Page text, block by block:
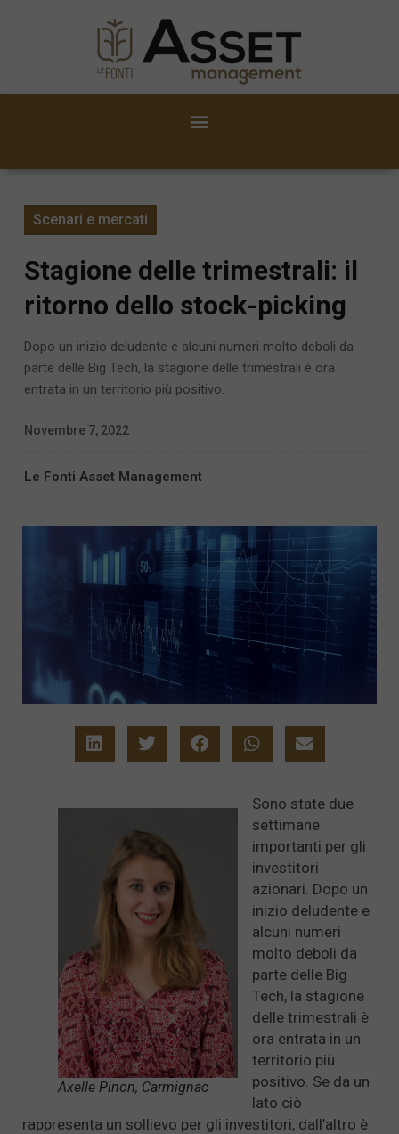
Scenari e mercati
Stagione delle trimestrali: il
ritorno dello stock-picking
Dopo un inizio deludente e alcuni numeri molto deboli da
parte delle Big Tech, la stagione delle trimestrali è ora
entrata in un territorio più positivo.
Novembre 7, 2022
Le Fonti Asset Management
Axelle Pinon, Carmignac
Sono state due
settimane
importanti per gli
investitori
azionari. Dopo un
inizio deludente e
alcuni numeri
molto deboli da
parte delle Big
Tech, la stagione
delle trimestrali è
ora entrata in un
territorio più
positivo. Se da un
lato ciò
rappresenta un sollievo per gli investitori, dall’altro è